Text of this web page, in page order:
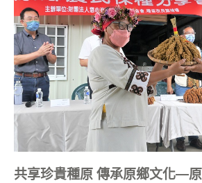
共享珍貴種原 傳承原鄉文化—